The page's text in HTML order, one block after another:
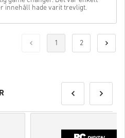
innehåll hade varit trevligt.
1 2